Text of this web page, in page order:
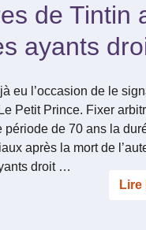
de Tintin
ayants
eu l’occasion de le
Petit Prince. Fixer
période de 70 ans la
après la mort de
droit …
Lire